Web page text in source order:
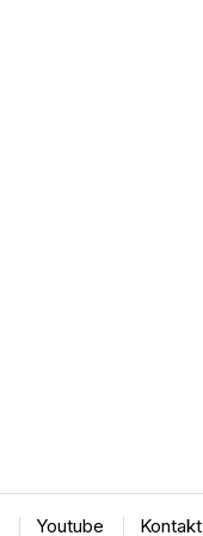
Youtube Kontakt